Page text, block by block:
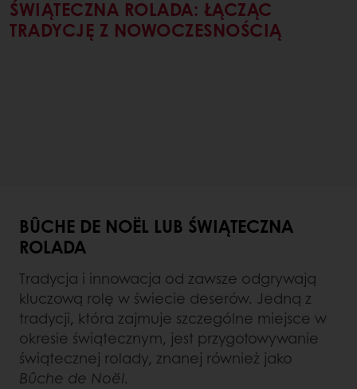
ŚWIĄTECZNA ROLADA: ŁĄCZĄC
TRADYCJĘ Z NOWOCZESNOŚCIĄ
BÛCHE DE NOËL LUB ŚWIĄTECZNA
ROLADA
Tradycja i innowacja od zawsze odgrywają
kluczową rolę w świecie deserów. Jedną z
tradycji, która zajmuje szczególne miejsce w
okresie świątecznym, jest przygotowywanie
świątecznej rolady, znanej również jako
Bûche de Noël.